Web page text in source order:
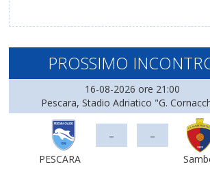
PROSSIMO
16-08-2026 ore 21:00
Pescara, Stadio Adriatico "G.
PESCARA
- -